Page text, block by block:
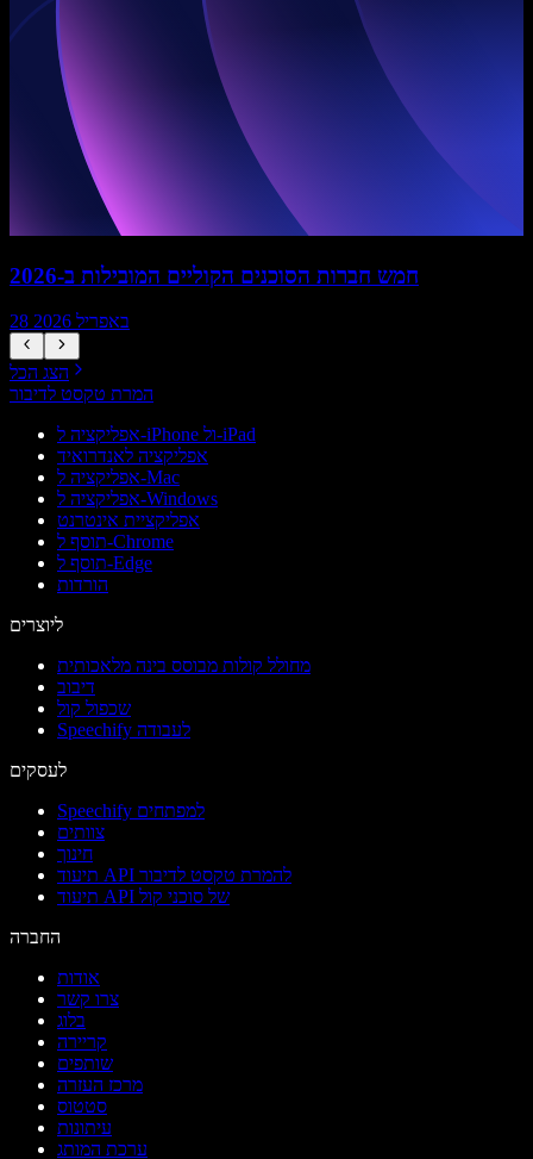
חמש חברות הסוכנים הקוליים המובילות ב-2026
28 באפריל 2026
הצג הכל
המרת טקסט לדיבור
אפליקציה ל-iPhone ול-iPad
אפליקציה לאנדרואיד
אפליקציה ל-Mac
אפליקציה ל-Windows
אפליקציית אינטרנט
תוסף ל-Chrome
תוסף ל-Edge
הורדות
ליוצרים
מחולל קולות מבוסס בינה מלאכותית
דיבוב
שכפול קול
Speechify לעבודה
לעסקים
Speechify למפתחים
צוותים
חינוך
תיעוד API להמרת טקסט לדיבור
תיעוד API של סוכני קול
החברה
אודות
צרו קשר
בלוג
קריירה
שותפים
מרכז העזרה
סטטוס
עיתונות
ערכת המותג